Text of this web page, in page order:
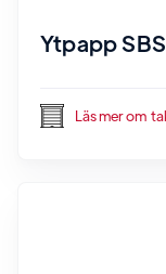
Ytpapp
Läs mer om